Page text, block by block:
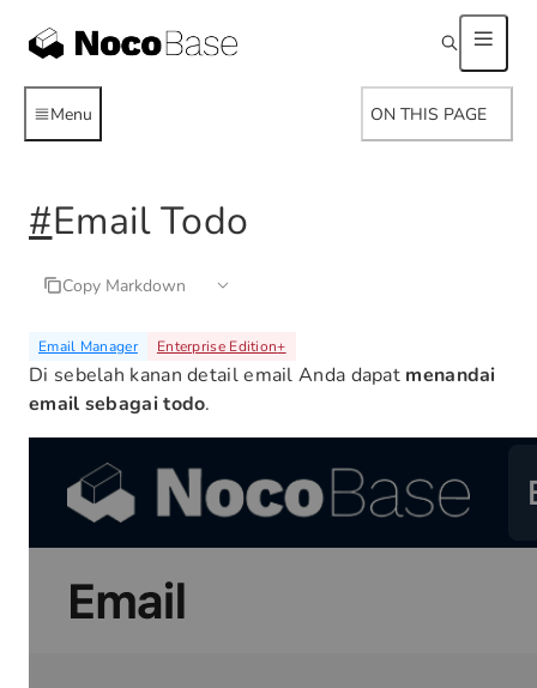
Menu ON THIS PAGE
#Email Todo
Copy Markdown
Email Manager Enterprise Edition+
Di sebelah kanan detail email Anda dapat menandai
email sebagai todo.